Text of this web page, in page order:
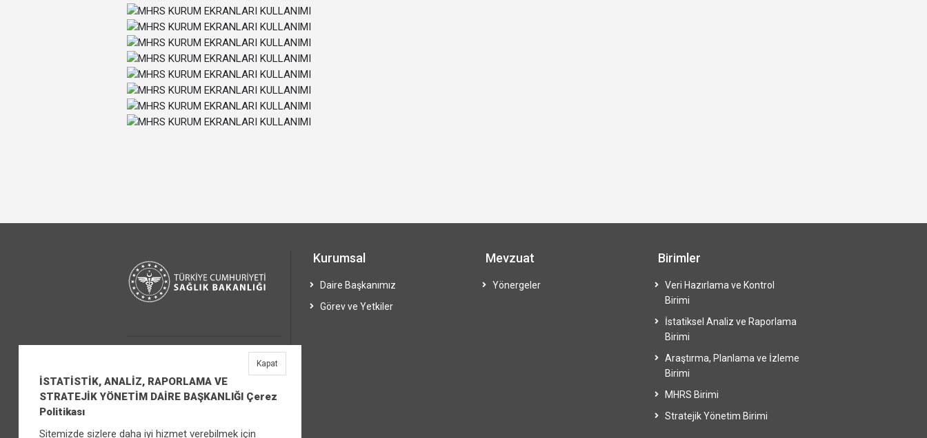
Kurumsal
Daire Başkanımız
Görev ve Yetkiler
Mevzuat
Yönergeler
Birimler
Veri Hazırlama ve Kontrol
Birimi
İstatiksel Analiz ve Raporlama
Birimi
Araştırma, Planlama ve İzleme
Birimi
MHRS Birimi
Stratejik Yönetim Birimi
İSTATİSTİK, ANALİZ, RAPORLAMA VE
STRATEJİK YÖNETİM DAİRE BAŞKANLIĞI Çerez
Politikası
Sitemizde sizlere daha iyi hizmet verebilmek için
Kapat